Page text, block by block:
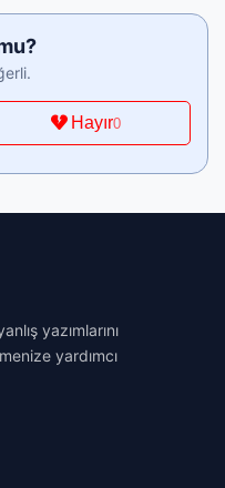
Hayır0
yazımlarını
yardımcı